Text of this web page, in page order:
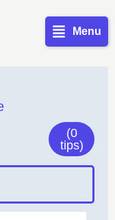
Menu
(0
tips)